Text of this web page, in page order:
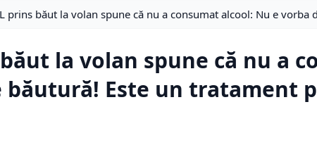
prins băut la volan spune că nu a consumat alcool: Nu e
la volan spune că nu a
băutură! Este un tratament